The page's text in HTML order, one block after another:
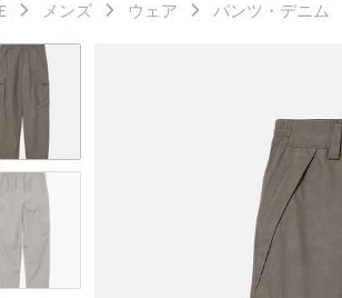
メンズ ウェア パンツ・デニム